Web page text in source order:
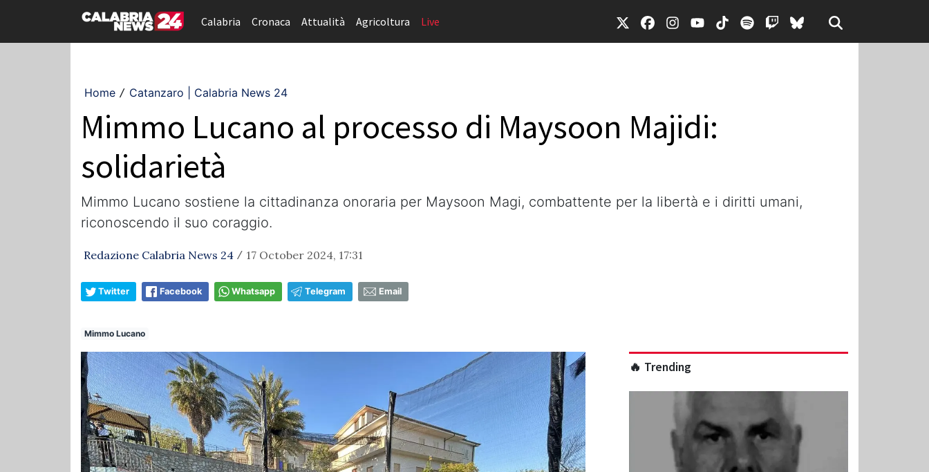
Calabria Cronaca Attualità Agricoltura Live
Home / Catanzaro | Calabria News 24
Mimmo Lucano al processo di Maysoon Majidi:
solidarietà
Mimmo Lucano sostiene la cittadinanza onoraria per Maysoon Magi, combattente per la libertà e i diritti umani,
riconoscendo il suo coraggio.
Redazione Calabria News 24 / 17 October 2024, 17:31
Twitter Facebook Whatsapp Telegram Email
Mimmo Lucano
🔥 Trending